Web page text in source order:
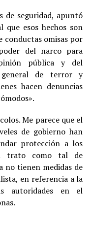
de seguridad, apuntó
que esos hechos son
conductas omisas por
del narco para
pública y del
de terror y
hacen denuncias
Me parece que el
de gobierno han
protección a los
trato como tal de
no tienen medidas de
en referencia a la
autoridades en el